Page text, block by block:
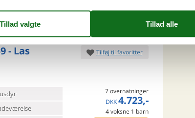
4000 Mere info
- Las
Tilføj til favoritter
7 overnatninger
DKK 4.723,-
4 voksne 1 barn